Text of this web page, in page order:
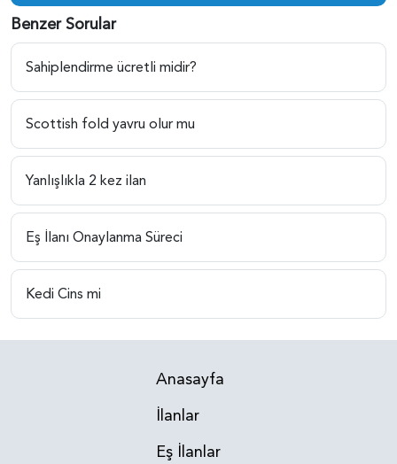
Benzer Sorular
Sahiplendirme ücretli midir?
Scottish fold yavru olur mu
Yanlışlıkla 2 kez ilan
Eş İlanı Onaylanma Süreci
Kedi Cins mi
Anasayfa
İlanlar
Eş İlanlar